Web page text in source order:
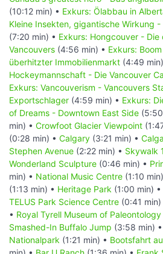
(10:12 min) • Exkurs: Ölabbau in
Kleine Insekten, gigantische Wirkung
(7:20 min) • Exkurs: Hongcouver - Die
Vancouvers (4:56 min) • Exkurs:
überhitzter Immobilienmarkt (4:49
Hockeymannschaft - Die Vancouver
Exkurs: Vancouverism - Vancouvers
Exportschlager (4:59 min) • Exkurs:
of Dreams - Downtown East Side
min) • Crowfoot Glacier Viewpoint
(0:28 min) • Calgary (3:21 min) •
Stephen Avenue (2:22 min) • Skywalk
Wonderland Sculpture (0:46 min) •
min) • National Music Centre (1:10
(1:13 min) • Heritage Park (1:00 min) •
TELUS Park Science Centre (0:41 min)
• Royal Tyrell Museum of Paleontology
Smashed-In Buffalo Jump (3:58 min) •
Nationalpark (1:21 min) • Bootsfahrt